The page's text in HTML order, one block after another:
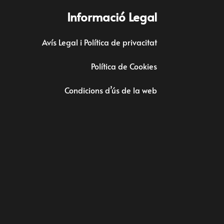
Informació Legal
Avís Legal i Política de privacitat
Política de Cookies
Condicions d’ús de la web